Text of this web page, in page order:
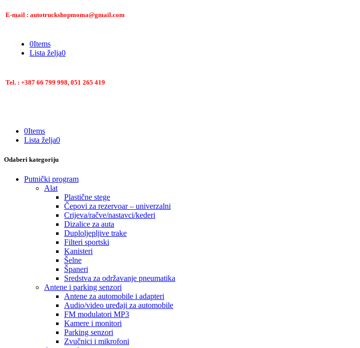
E-mail : autotruckshopmoma@gmail.com
0Items
Lista želja0
Tel. : +387 66 799 998, 051 265 419
0Items
Lista želja0
Odaberi kategoriju
Putnički program
Alat
Plastične stege
Čepovi za rezervoar – univerzalni
Crijeva/račve/nastavci/kederi
Dizalice za auta
Duploljepljive trake
Filteri sportski
Kanisteri
Šelne
Španeri
Sredstva za održavanje pneumatika
Antene i parking senzori
Antene za automobile i adapteri
Audio/video uređaji za automobile
FM modulatori MP3
Kamere i monitori
Parking senzori
Zvučnici i mikrofoni